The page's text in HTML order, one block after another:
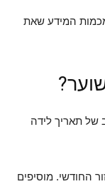
המידע שאת
של תאריך לידה
החודשי. מוסיפים